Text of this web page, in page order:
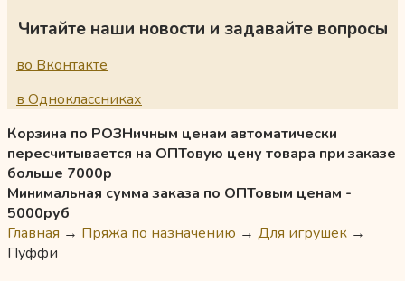
Читайте наши новости и задавайте вопросы
во Вконтакте
в Одноклассниках
Корзина по РОЗНичным ценам автоматически
пересчитывается на ОПТовую цену товара при заказе
больше 7000р
Минимальная сумма заказа по ОПТовым ценам -
5000руб
Главная → Пряжа по назначению → Для игрушек →
Пуффи